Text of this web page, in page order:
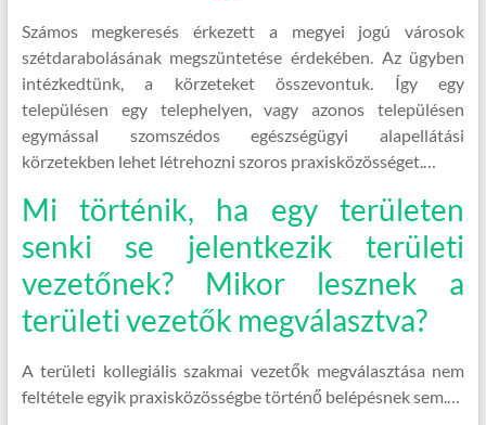
Számos megkeresés érkezett a megyei jogú városok
szétdarabolásának megszüntetése érdekében. Az ügyben
intézkedtünk, a körzeteket összevontuk. Így egy
településen egy telephelyen, vagy azonos településen
egymással szomszédos egészségügyi alapellátási
körzetekben lehet létrehozni szoros praxisközösséget.…
Mi történik, ha egy területen
senki se jelentkezik területi
vezetőnek? Mikor lesznek a
területi vezetők megválasztva?
A területi kollegiális szakmai vezetők megválasztása nem
feltétele egyik praxisközösségbe történő belépésnek sem.…